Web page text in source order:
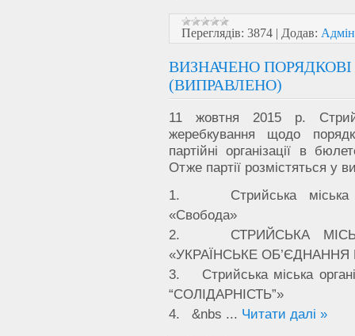
Переглядів: 3874 | Додав: Адмін
ВИЗНАЧЕНО
(ВИПРАВЛЕНО)
11 жовтня 2015 р.
жеребкування щодо
партійні організації в
Отже партії розмістяться у
1. Стрийська міська
«Свобода»
2. СТРИЙСЬКА МІСЬКА
«УКРАЇНСЬКЕ ОБ’ЄДНАННЯ
3. Стрийська міська
“СОЛІДАРНІСТЬ”»
4. &nbs ... Читати далі »